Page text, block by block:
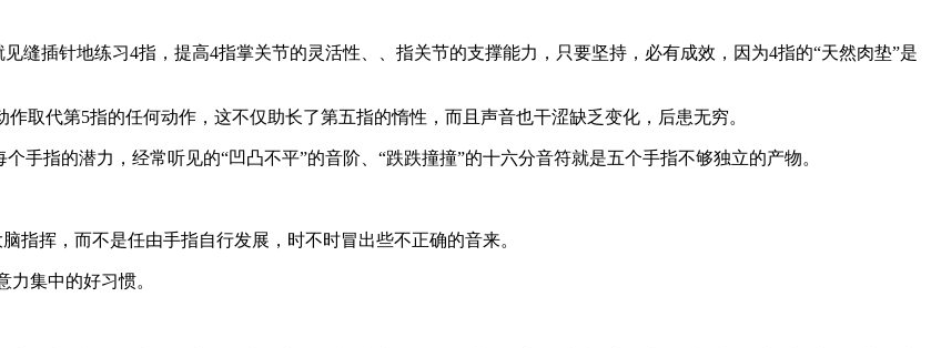
缝插针地练习4指，提高4指掌关节的灵活性、、指关节的支撑能力，只要坚持，必有成效，因为4指的“天然肉垫”是
取代第5指的任何动作，这不仅助长了第五指的惰性，而且声音也干涩缺乏变化，后患无穷。
手指的潜力，经常听见的“凹凸不平”的音阶、“跌跌撞撞”的十六分音符就是五个手指不够独立的产物。
指挥，而不是任由手指自行发展，时不时冒出些不正确的音来。
力集中的好习惯。